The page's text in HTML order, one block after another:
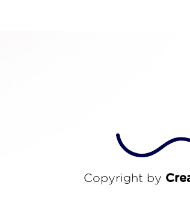
Copyright by